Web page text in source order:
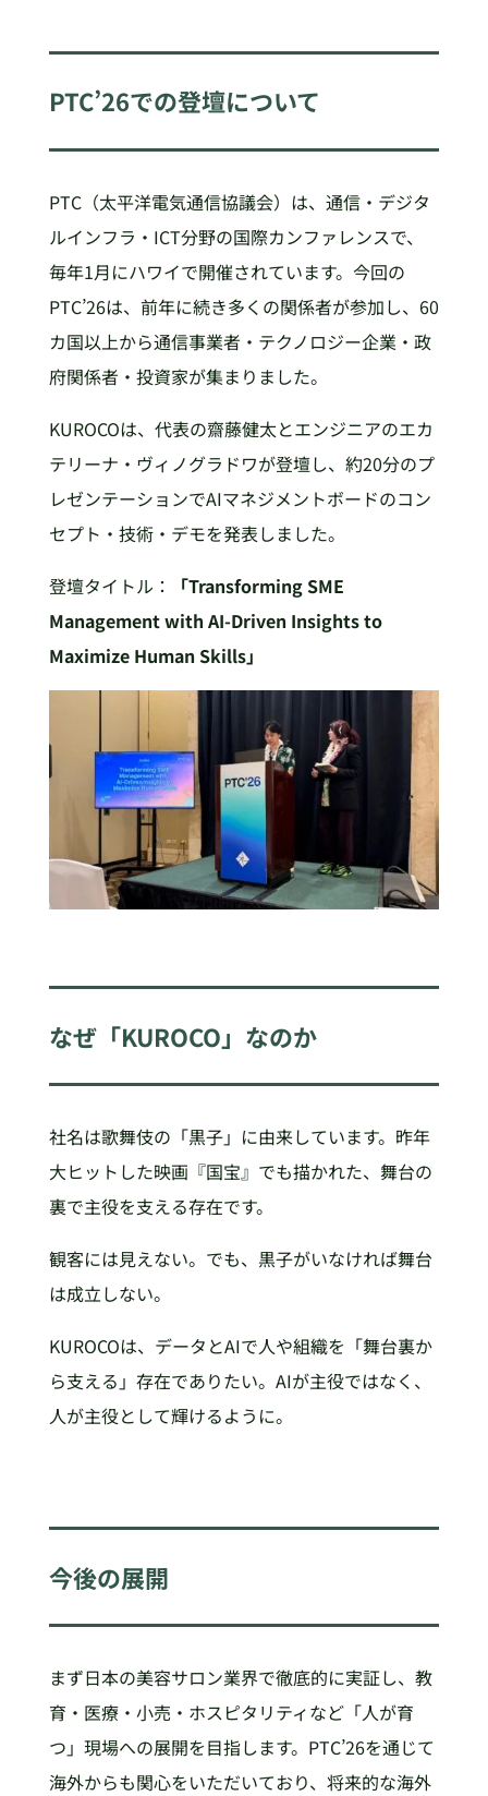
PTC’26での登壇について
PTC（太平洋電気通信協議会）は、通信・デジタ
ルインフラ・ICT分野の国際カンファレンスで、
毎年1月にハワイで開催されています。今回の
PTC’26は、前年に続き多くの関係者が参加し、60
カ国以上から通信事業者・テクノロジー企業・政
府関係者・投資家が集まりました。
KUROCOは、代表の齋藤健太とエンジニアのエカ
テリーナ・ヴィノグラドワが登壇し、約20分のプ
レゼンテーションでAIマネジメントボードのコン
セプト・技術・デモを発表しました。
登壇タイトル：
「Transforming SME
Management with AI-Driven Insights to
Maximize Human Skills」
なぜ「KUROCO」なのか
社名は歌舞伎の「黒子」に由来しています。昨年
大ヒットした映画『国宝』でも描かれた、舞台の
裏で主役を支える存在です。
観客には見えない。でも、黒子がいなければ舞台
は成立しない。
KUROCOは、データとAIで人や組織を「舞台裏か
ら支える」存在でありたい。AIが主役ではなく、
人が主役として輝けるように。
今後の展開
まず日本の美容サロン業界で徹底的に実証し、教
育・医療・小売・ホスピタリティなど「人が育
つ」現場への展開を目指します。PTC’26を通じて
海外からも関心をいただいており、将来的な海外